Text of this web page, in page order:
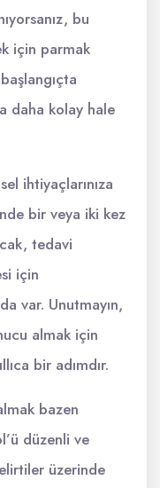
bu
için parmak
daha kolay hale
ihtiyaçlarınıza
bir veya iki kez
tedavi
için
var. Unutmayın,
almak için
bir adımdır.
bazen
düzenli ve
üzerinde